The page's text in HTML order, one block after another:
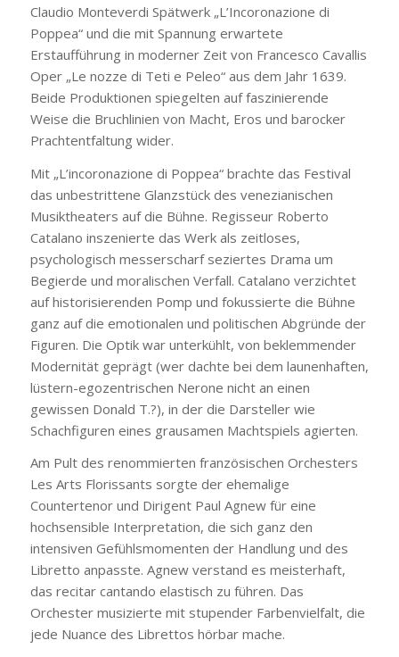
Claudio Monteverdi Spätwerk „L’Incoronazione di
Poppea“ und die mit Spannung erwartete
Erstaufführung in moderner Zeit von Francesco Cavallis
Oper „Le nozze di Teti e Peleo“ aus dem Jahr 1639.
Beide Produktionen spiegelten auf faszinierende
Weise die Bruchlinien von Macht, Eros und barocker
Prachtentfaltung wider.
Mit „L’incoronazione di Poppea“ brachte das Festival
das unbestrittene Glanzstück des venezianischen
Musiktheaters auf die Bühne. Regisseur Roberto
Catalano inszenierte das Werk als zeitloses,
psychologisch messerscharf seziertes Drama um
Begierde und moralischen Verfall. Catalano verzichtet
auf historisierenden Pomp und fokussierte die Bühne
ganz auf die emotionalen und politischen Abgründe der
Figuren. Die Optik war unterkühlt, von beklemmender
Modernität geprägt (wer dachte bei dem launenhaften,
lüstern-egozentrischen Nerone nicht an einen
gewissen Donald T.?), in der die Darsteller wie
Schachfiguren eines grausamen Machtspiels agierten.
Am Pult des renommierten französischen Orchesters
Les Arts Florissants sorgte der ehemalige
Countertenor und Dirigent Paul Agnew für eine
hochsensible Interpretation, die sich ganz den
intensiven Gefühlsmomenten der Handlung und des
Libretto anpasste. Agnew verstand es meisterhaft,
das recitar cantando elastisch zu führen. Das
Orchester musizierte mit stupender Farbenvielfalt, die
jede Nuance des Librettos hörbar mache.